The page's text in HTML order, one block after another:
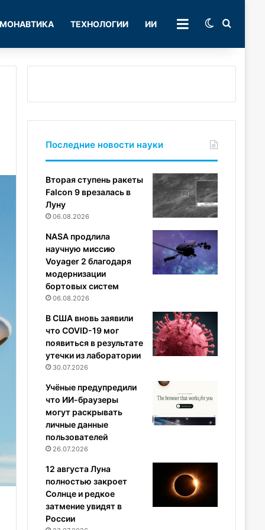
ТЕХНОЛОГИИ ИИ РУБРИКИSwitch skin
Последние новости науки
Вторая ступень ракеты
Falcon 9 врезалась в
Луну
06.08.2026
NASA продлила
научную миссию
Voyager 2 благодаря
модернизации
бортовых систем
06.08.2026
В США вновь заявили
что COVID-19 мог
появиться в результате
утечки из лаборатории
30.07.2026
Учёные предупредили
что ИИ-браузеры
могут раскрывать
личные данные
пользователей
26.07.2026
12 августа Луна
полностью закроет
Солнце и редкое
затмение увидят в
России